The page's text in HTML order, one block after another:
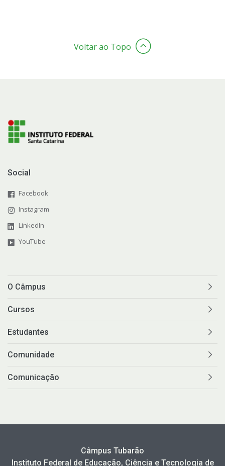
Voltar ao Topo
Social
Facebook
Instagram
LinkedIn
YouTube
O Câmpus
Cursos
Estudantes
Comunidade
Comunicação
Câmpus Tubarão
Instituto Federal de Educação, Ciência e Tecnologia de